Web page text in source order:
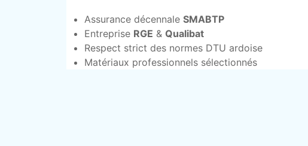
Assurance décennale SMABTP
Entreprise RGE & Qualibat
Respect strict des normes DTU ardoise
Matériaux professionnels sélectionnés